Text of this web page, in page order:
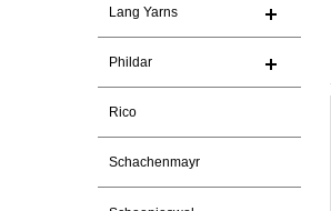
Lang Yarns
Phildar
Rico
Schachenmayr